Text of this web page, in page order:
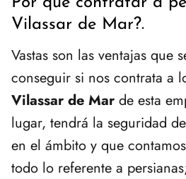
Vilassar de Mar?.
Vastas son las ventajas que
conseguir si nos contrata a
Vilassar de Mar de esta
lugar, tendrá la seguridad
en el ámbito y que
todo lo referente a